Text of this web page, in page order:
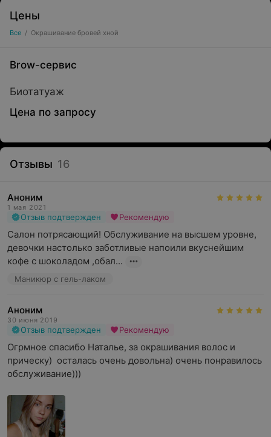
Цены
Все / Окрашивание бровей хной
Brow-сервис
Биотатуаж
Цена по запросу
Отзывы 16
Аноним
1 мая 2021
Отзыв подтвержден Рекомендую
Салон потрясающий! Обслуживание на высшем уровне,
девочки настолько заботливые напоили вкуснейшим
кофе с шоколадом ,обал...
Маникюр с гель-лаком
Аноним
30 июня 2019
Отзыв подтвержден Рекомендую
Огрмное спасибо Наталье, за окрашивания волос и
прическу)  осталась очень довольна) очень понравилось
обслуживание)))